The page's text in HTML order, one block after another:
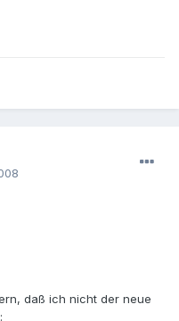
daß ich nicht der neue